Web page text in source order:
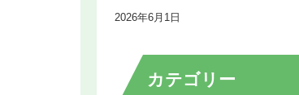
2026年6月1日
カテゴリー